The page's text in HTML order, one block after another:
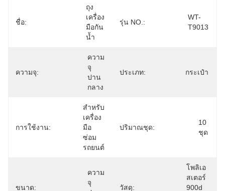
ชื่อ:
ถุง
เครื่อง
มือกัน
น้ำ
รุ่น NO.:
WT-
T9013
ความจุ:
ความ
จุ
ปาน
กลาง
ประเภท: กระเป๋า
การใช้งาน:
สําหรับ
เครื่อง
มือ
ซ่อม
รถยนต์
ปริมาณชุด:
10
ชุด
ขนาด:
ความ
จุ
วัสดุ:
โพลิเอ
สเตอร์
900d